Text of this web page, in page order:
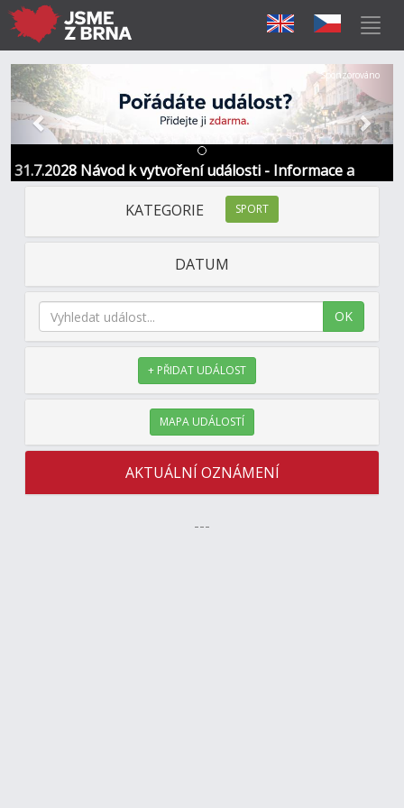
31.7.2028 Návod k vytvoření události - Informace a
kontakt
Předchozí Další
Sponzorováno
KATEGORIE SPORT
DATUM
OK
+ PŘIDAT UDÁLOST
MAPA UDÁLOSTÍ
AKTUÁLNÍ OZNÁMENÍ
---